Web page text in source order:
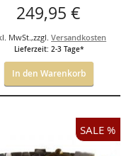
249,95 €
MwSt.,zzgl.Versandkosten
Lieferzeit: 2-3 Tage*
In den Warenkorb
SALE %